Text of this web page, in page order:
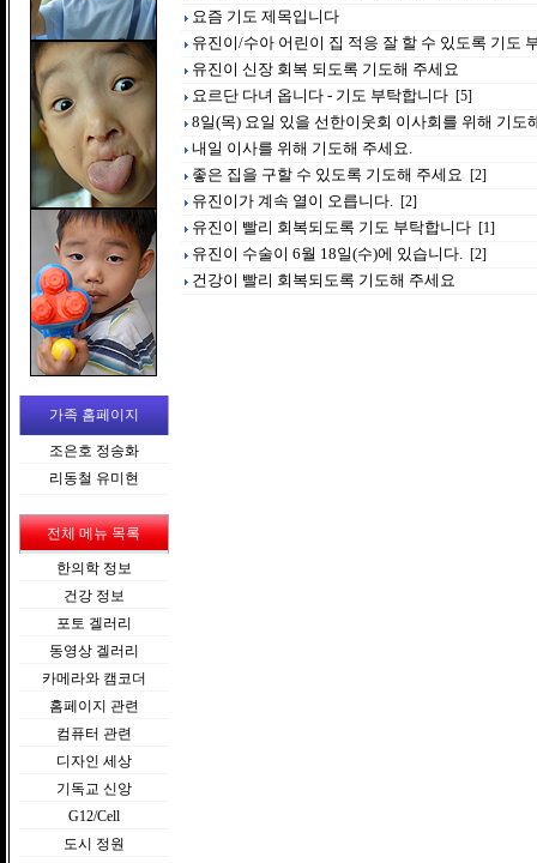
가족 홈페이지
조은호 정송화
리동철 유미현
전체 메뉴 목록
한의학 정보
건강 정보
포토 겔러리
동영상 겔러리
카메라와 캠코더
홈페이지 관련
컴퓨터 관련
디자인 세상
기독교 신앙
G12/Cell
도시 정원
요즘 기도 제목입니다
유진이/수아 어린이 집 적응 잘 할 수 있도록 기도
유진이 신장 회복 되도록 기도해 주세요
요르단 다녀 옵니다 - 기도 부탁합니다 [5]
8일(목) 요일 있을 선한이웃회 이사회를 위해 기도
내일 이사를 위해 기도해 주세요.
좋은 집을 구할 수 있도록 기도해 주세요 [2]
유진이가 계속 열이 오릅니다. [2]
유진이 빨리 회복되도록 기도 부탁합니다 [1]
유진이 수술이 6월 18일(수)에 있습니다. [2]
건강이 빨리 회복되도록 기도해 주세요